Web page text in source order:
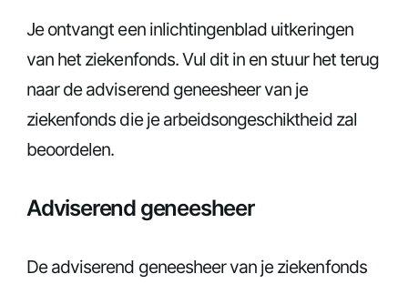
Je ontvangt een inlichtingenblad uitkeringen
van het ziekenfonds. Vul dit in en stuur het terug
naar de adviserend geneesheer van je
ziekenfonds die je arbeidsongeschiktheid zal
beoordelen.
Adviserend geneesheer
De adviserend geneesheer van je ziekenfonds